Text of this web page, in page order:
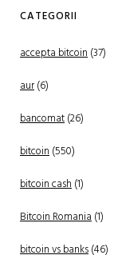
CATEGORII
accepta bitcoin(37)
aur(6)
bancomat(26)
bitcoin(550)
bitcoin cash(1)
Bitcoin Romania(1)
bitcoin vs banks(46)